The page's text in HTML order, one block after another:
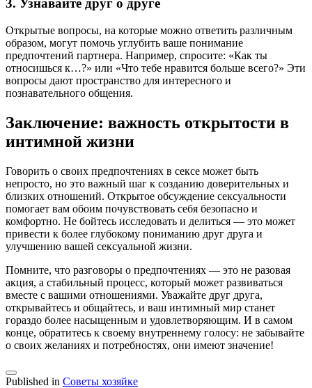
3. Узнавайте друг о друге
Открытые вопросы, на которые можно ответить различным
образом, могут помочь углубить ваше понимание
предпочтений партнера. Например, спросите: «Как ты
относишься к…?» или «Что тебе нравится больше всего?» Эти
вопросы дают пространство для интересного и
познавательного общения.
Заключение: важность открытости в
интимной жизни
Говорить о своих предпочтениях в сексе может быть
непросто, но это важный шаг к созданию доверительных и
близких отношений. Открытое обсуждение сексуальности
помогает вам обоим почувствовать себя безопасно и
комфортно. Не бойтесь исследовать и делиться — это может
привести к более глубокому пониманию друг друга и
улучшению вашей сексуальной жизни.
Помните, что разговоры о предпочтениях — это не разовая
акция, а стабильный процесс, который может развиваться
вместе с вашими отношениями. Уважайте друг друга,
открывайтесь и общайтесь, и ваш интимный мир станет
гораздо более насыщенным и удовлетворяющим. И в самом
конце, обратитесь к своему внутреннему голосу: не забывайте
о своих желаниях и потребностях, они имеют значение!
Published in Советы хозяйке